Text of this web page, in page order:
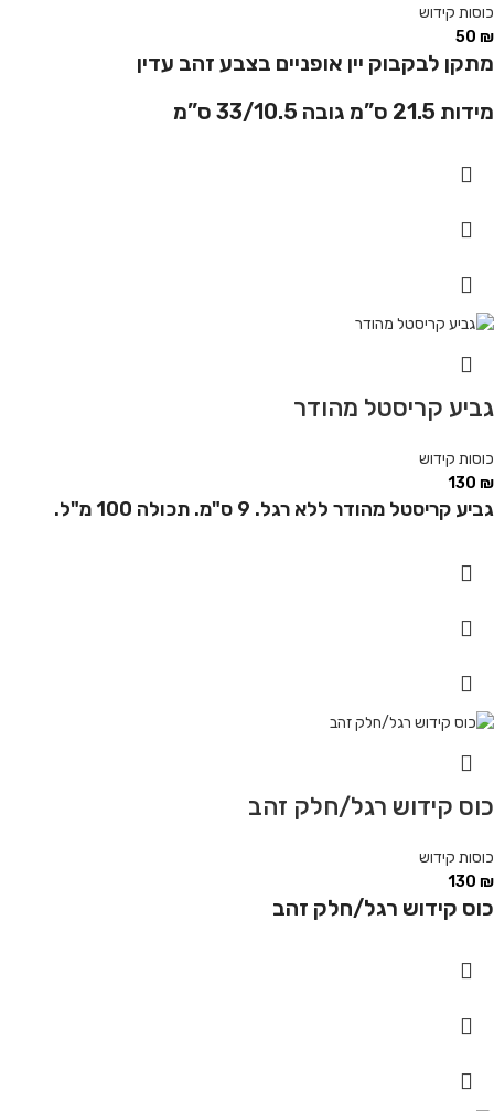
כוסות קידוש
50 ₪
מתקן לבקבוק יין אופניים בצבע זהב עדין
מידות 21.5 ס”מ גובה 33/10.5 ס”מ
גביע קריסטל מהודר
כוסות קידוש
130 ₪
גביע קריסטל מהודר ללא רגל. 9 ס"מ. תכולה 100 מ"ל.
כוס קידוש רגל/חלק זהב
כוסות קידוש
130 ₪
כוס קידוש רגל/חלק זהב